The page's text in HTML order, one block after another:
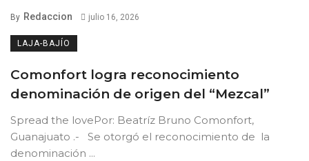
By Redaccion julio 16, 2026
LAJA-BAJÍO
Comonfort logra reconocimiento
denominación de origen del “Mezcal”
Spread the lovePor: Beatríz Bruno Comonfort,
Guanajuato .- Se otorgó el reconocimiento de la
denominación ...